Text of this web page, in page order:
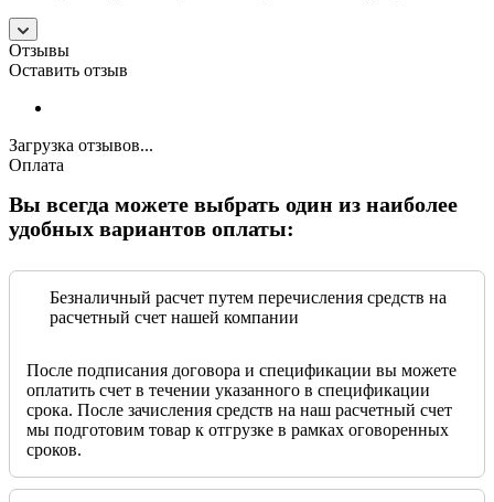
Отзывы
Оставить отзыв
Загрузка отзывов...
Оплата
Вы всегда можете выбрать один из наиболее
удобных вариантов оплаты:
Безналичный расчет путем перечисления средств на
расчетный счет нашей компании
После подписания договора и спецификации вы можете
оплатить счет в течении указанного в спецификации
срока. После зачисления средств на наш расчетный счет
мы подготовим товар к отгрузке в рамках оговоренных
сроков.